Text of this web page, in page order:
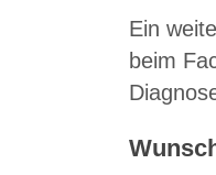
Ein
beim